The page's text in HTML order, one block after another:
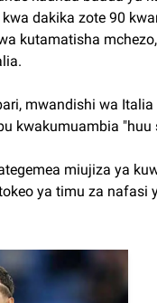
dakika zote 90
kutamatisha
mwandishi wa
kwakumuambia
miujiza ya
ya timu za nafasi